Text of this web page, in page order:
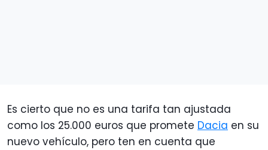
Es cierto que no es una tarifa tan ajustada
como los 25.000 euros que promete Dacia en su
nuevo vehículo, pero ten en cuenta que